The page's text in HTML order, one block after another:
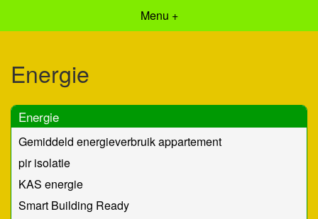
Menu +
Energie
Energie
Gemiddeld energieverbruik appartement
pir isolatie
KAS energie
Smart Building Ready